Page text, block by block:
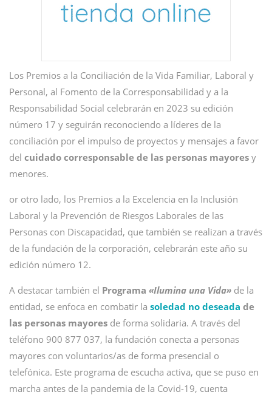
Los Premios a la Conciliación de la Vida Familiar, Laboral y
Personal, al Fomento de la Corresponsabilidad y a la
Responsabilidad Social celebrarán en 2023 su edición
número 17 y seguirán reconociendo a líderes de la
conciliación por el impulso de proyectos y mensajes a favor
del cuidado corresponsable de las personas mayores y
menores.
or otro lado, los Premios a la Excelencia en la Inclusión
Laboral y la Prevención de Riesgos Laborales de las
Personas con Discapacidad, que también se realizan a través
de la fundación de la corporación, celebrarán este año su
edición número 12.
A destacar también el Programa «Ilumina una Vida» de la
entidad, se enfoca en combatir la soledad no deseada de
las personas mayores de forma solidaria. A través del
teléfono 900 877 037, la fundación conecta a personas
mayores con voluntarios/as de forma presencial o
telefónica. Este programa de escucha activa, que se puso en
marcha antes de la pandemia de la Covid-19, cuenta